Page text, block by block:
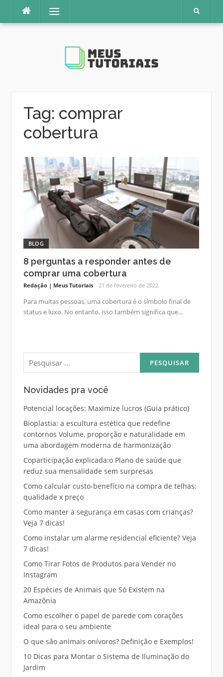
o
Menu
Tag: comprar
cobertura
BLOG
8 perguntas a responder antes de
comprar uma cobertura
Redação | Meus Tutoriais 21 de fevereiro de 2022
Para muitas pessoas, uma cobertura é o símbolo final de
status e luxo. No entanto, isso também significa que...
Pesquisar
por:
Novidades pra você
Potencial locações: Maximize lucros (Guia prático)
Bioplastia: a escultura estética que redefine
contornos Volume, proporção e naturalidade em
uma abordagem moderna de harmonização
Coparticipação explicada:o Plano de saúde que
reduz sua mensalidade sem surpresas
Como calcular custo-benefício na compra de telhas:
qualidade x preço
Como manter a segurança em casas com crianças?
Veja 7 dicas!
Como instalar um alarme residencial eficiente? Veja
7 dicas!
Como Tirar Fotos de Produtos para Vender no
Instagram
20 Espécies de Animais que Só Existem na
Amazônia
Como escolher o papel de parede com corações
ideal para o seu ambiente
O que são animais onívoros? Definição e Exemplos!
10 Dicas para Montar o Sistema de Iluminação do
Jardim